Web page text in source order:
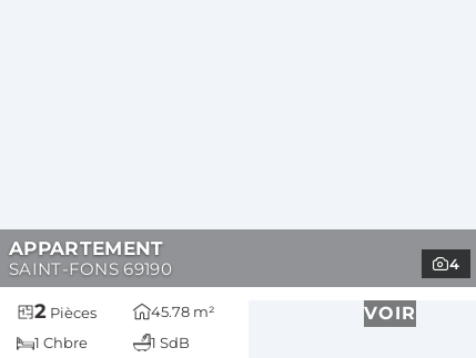
4
APPARTEMENT
SAINT-FONS 69190
2 Pièces
45.78 m²
1 Chbre
1 SdB
VOIR